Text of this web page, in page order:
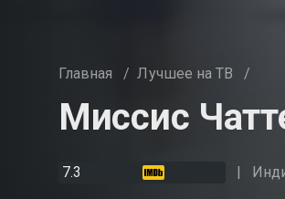
Главная / Лучшее на ТВ /
Миссис
7.3